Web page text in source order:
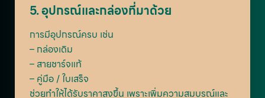
5. อุปกรณ์และกล่องที่มาด้วย
การมีอุปกรณ์ครบ เช่น
– กล่องเดิม
– สายชาร์จแท้
– คู่มือ / ใบเสร็จ
ช่วยทำให้ได้รับราคาสูงขึ้น เพราะเพิ่มความสมบูรณ์และ